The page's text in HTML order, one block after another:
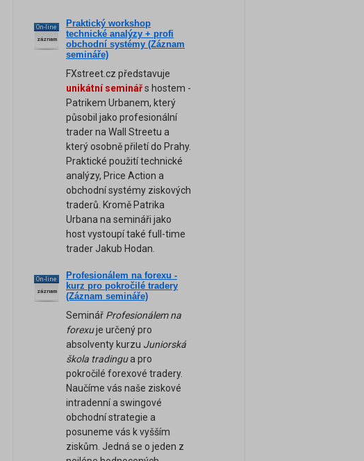
On-line
záznam
Praktický workshop
technické analýzy + profi
obchodní systémy (Záznam
semináře)
FXstreet.cz představuje
unikátní seminářs hostem -
Patrikem Urbanem, který
působil jako profesionální
trader na Wall Streetu a
který osobně přiletí do Prahy.
Praktické použití technické
analýzy, Price Action a
obchodní systémy ziskových
traderů. Kromě Patrika
Urbana na semináři jako
host vystoupí také full-time
trader Jakub Hodan.
On-line
záznam
Profesionálem na forexu -
kurz pro pokročilé tradery
(Záznam semináře)
Seminář Profesionálem na
forexuje určený pro
absolventy kurzu Juniorská
škola tradingua pro
pokročilé forexové tradery.
Naučíme vás naše ziskové
intradenní a swingové
obchodní strategie a
posuneme vás k vyšším
ziskům. Jedná se o jeden z